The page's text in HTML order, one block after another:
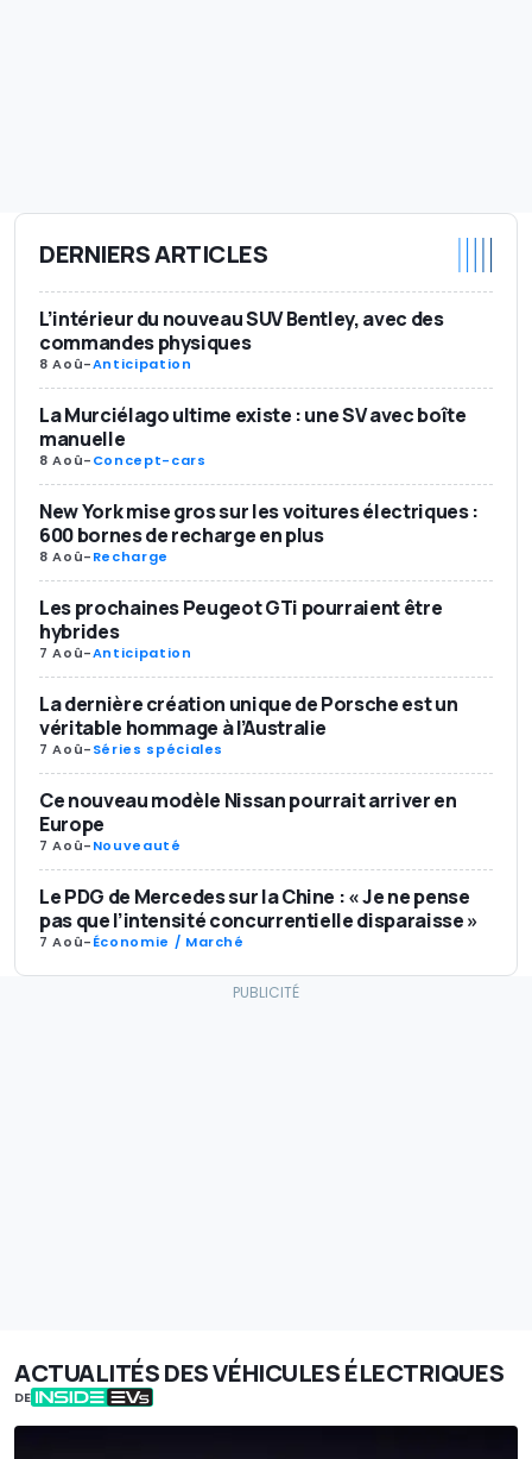
DERNIERS ARTICLES
L’intérieur du nouveau SUV Bentley, avec des
commandes physiques
8 Aoû-Anticipation
La Murciélago ultime existe : une SV avec boîte
manuelle
8 Aoû-Concept-cars
New York mise gros sur les voitures électriques :
600 bornes de recharge en plus
8 Aoû-Recharge
Les prochaines Peugeot GTi pourraient être
hybrides
7 Aoû-Anticipation
La dernière création unique de Porsche est un
véritable hommage à l’Australie
7 Aoû-Séries spéciales
Ce nouveau modèle Nissan pourrait arriver en
Europe
7 Aoû-Nouveauté
Le PDG de Mercedes sur la Chine : « Je ne pense
pas que l’intensité concurrentielle disparaisse »
7 Aoû-Économie / Marché
ACTUALITÉS DES VÉHICULES ÉLECTRIQUES
DE